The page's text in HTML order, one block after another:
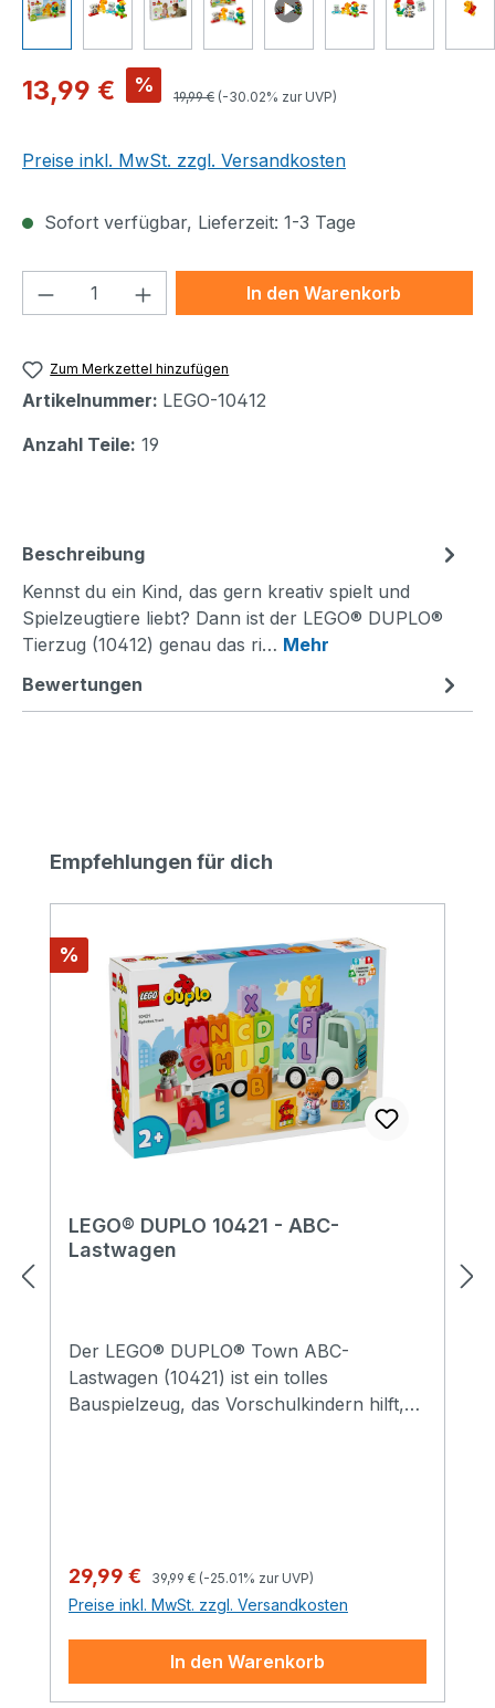
Verkaufspreis:
13,99 € % Regulärer Preis:
19,99 € (-30.02% zur UVP)
Preise inkl. MwSt. zzgl. Versandkosten
Sofort verfügbar, Lieferzeit: 1-3 Tage
Produkt Anzahl: Gib denIn den Warenkorb
Zum Merkzettel hinzufügen
Artikelnummer: LEGO-10412
Anzahl Teile: 19
Beschreibung
Kennst du ein Kind, das gern kreativ spielt und
Spielzeugtiere liebt? Dann ist der LEGO® DUPLO®
Tierzug (10412) genau das ri… Mehr
Bewertungen
Produktgalerie überspringen
Empfehlungen für dich
Rabatt
%
LEGO® DUPLO 10421 - ABC-
Lastwagen
Der LEGO® DUPLO® Town ABC-
Lastwagen (10421) ist ein tolles
Bauspielzeug, das Vorschulkindern hilft,
Figuren helfen, die Steine auf- und
abzuladen, erkennen sie erste
Buchstaben, lernen die Farben,
verbessern ihre Sprechfähigkeit und
entwickeln Fingerfertigkeit. Das
fantasievolle Zubehör beinhaltet auch ein
Verkaufspreis:
29,99 € Regulärer Preis:
39,99 € (-25.01% zur UVP)
Preise inkl. MwSt. zzgl. Versandkosten
In den Warenkorb